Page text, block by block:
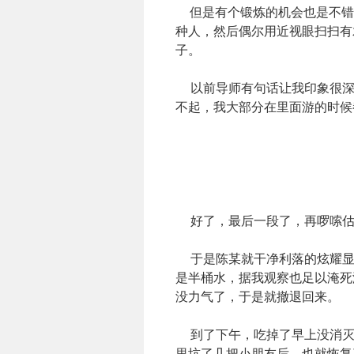
但是有个锻炼的机会也是不
种人，然后偶尔用近视眼扫扫
子。
以前导师有句话让我印象很
不起，我大部分在里面游的时
好了，最后一段了，再啰嗦
于是陈某就干净利落的炫耀
是半桶水，据我观察也足以淹
没力气了，于是就撤退回来。
到了下午，吃掉了早上没消